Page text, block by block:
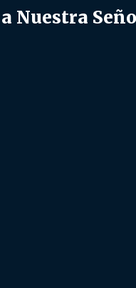
Nuestra